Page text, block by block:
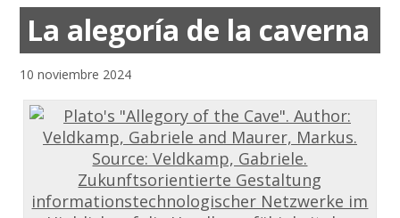
La alegoría de la caverna
10 noviembre 2024